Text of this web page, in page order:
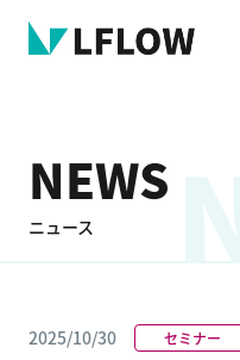
NEWS
ニュース
2025/10/30 セミナー